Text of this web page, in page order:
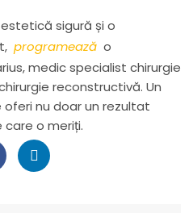
sigură și o
programează o
medic specialist chirurgie
reconstructivă. Un
nu doar un rezultat
care o meriți.